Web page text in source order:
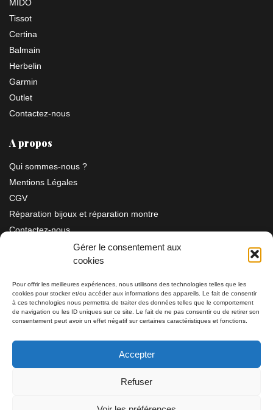
Gérer le consentement aux
cookies
Pour offrir les meilleures expériences, nous utilisons des technologies telles que les
cookies pour stocker et/ou accéder aux informations des appareils. Le fait de consentir
à ces technologies nous permettra de traiter des données telles que le comportement
de navigation ou les ID uniques sur ce site. Le fait de ne pas consentir ou de retirer son
consentement peut avoir un effet négatif sur certaines caractéristiques et fonctions.
Accepter
Refuser
MIDO
Tissot
Certina
Balmain
Herbelin
Garmin
Outlet
Contactez-nous
A propos
Qui sommes-nous ?
Mentions Légales
CGV
Réparation bijoux et réparation montre
Contactez-nous
Information
Bijouterie SIAUD11 rue Masséna 06000 NICE
Tél: 04 93 82 29 34 / 09 78 81 68 81